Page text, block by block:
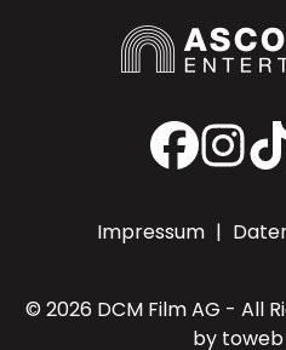
Facebook
Impressum |
© 2026 DCM Film AG - All
by